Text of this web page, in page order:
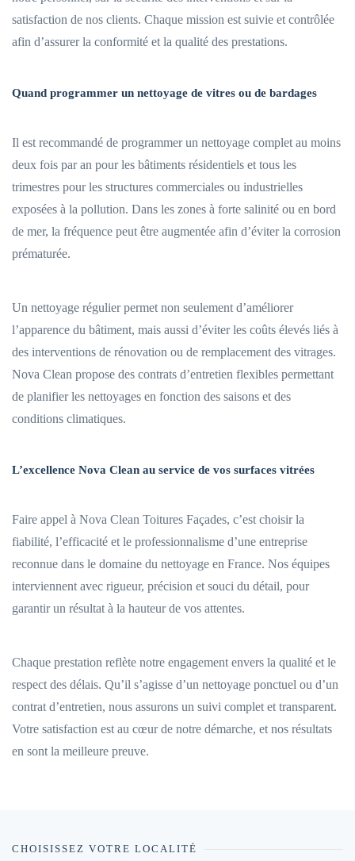
satisfaction de nos clients. Chaque mission est suivie et contrôlée
afin d’assurer la conformité et la qualité des prestations.
Quand programmer un nettoyage de vitres ou de bardages
Il est recommandé de programmer un nettoyage complet au moins
deux fois par an pour les bâtiments résidentiels et tous les
trimestres pour les structures commerciales ou industrielles
exposées à la pollution. Dans les zones à forte salinité ou en bord
de mer, la fréquence peut être augmentée afin d’éviter la corrosion
prématurée.
Un nettoyage régulier permet non seulement d’améliorer
l’apparence du bâtiment, mais aussi d’éviter les coûts élevés liés à
des interventions de rénovation ou de remplacement des vitrages.
Nova Clean propose des contrats d’entretien flexibles permettant
de planifier les nettoyages en fonction des saisons et des
conditions climatiques.
L’excellence Nova Clean au service de vos surfaces vitrées
Faire appel à Nova Clean Toitures Façades, c’est choisir la
fiabilité, l’efficacité et le professionnalisme d’une entreprise
reconnue dans le domaine du nettoyage en France. Nos équipes
interviennent avec rigueur, précision et souci du détail, pour
garantir un résultat à la hauteur de vos attentes.
Chaque prestation reflète notre engagement envers la qualité et le
respect des délais. Qu’il s’agisse d’un nettoyage ponctuel ou d’un
contrat d’entretien, nous assurons un suivi complet et transparent.
Votre satisfaction est au cœur de notre démarche, et nos résultats
en sont la meilleure preuve.
CHOISISSEZ VOTRE LOCALITÉ